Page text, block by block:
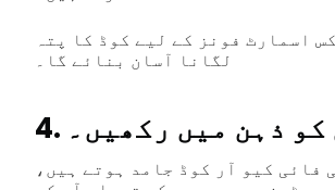
اسمارٹ فونز کے لیے کوڈ کا پتہ
لگانا آسان بنائے گا۔
کو ذہن میں رکھیں۔
فائی کیو آر کوڈ جامد ہوتے ہیں،